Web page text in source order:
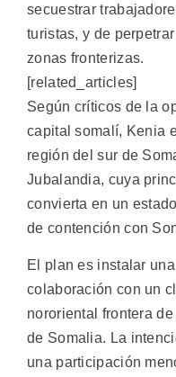
secuestrar
turistas, y de
zonas fronterizas.
[related_articles]
Según críticos de la
capital somalí, Kenia
región del sur de
Jubalandia, cuya
convierta en un
de contención con
El plan es instalar
colaboración con un
nororiental frontera
de Somalia. La
una participación